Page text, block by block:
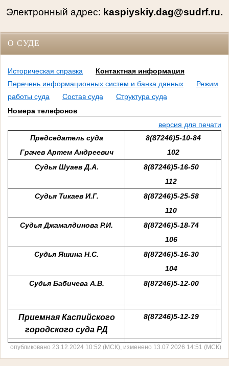
Электронный адрес: kaspiyskiy.dag@sudrf.ru.
О СУДЕ
Историческая справка
Контактная информация
Перечень информационных систем и банка данных
Режим
работы суда
Состав суда
Структура суда
Номера телефонов
версия для печати
Председатель суда
Грачев Артем Андреевич
8(87246)5-10-84
102
Судья Шуаев Д.А.
8(87246)5-16-50
112
Судья Тикаев И.Г.
8(87246)5-25-58
110
Судья Джамалдинова Р.И.
8(87246)5-18-74
106
Судья Яшина Н.С.
8(87246)5-16-30
104
Судья Бабичева А.В.
8(87246)5-12-00
Приемная Каспийского
городского суда РД
8(87246)5-12-19
опубликовано 23.12.2024 10:52 (МСК), изменено 13.07.2026 14:51 (МСК)